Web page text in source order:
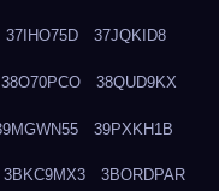
37IHO75D 37JQKID8
38O70PCO 38QUD9KX
39PXKH1B
3BKC9MX3 3BORDPAR